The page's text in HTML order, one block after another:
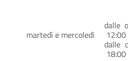
martedì e mercoledì
dalle
12:00
dalle
18:00